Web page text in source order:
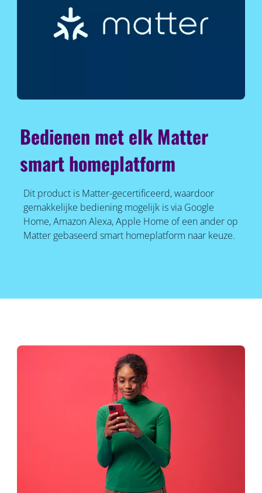
Bedienen met elk Matter
smart homeplatform
Dit product is Matter-gecertificeerd, waardoor
gemakkelijke bediening mogelijk is via Google
Home, Amazon Alexa, Apple Home of een ander op
Matter gebaseerd smart homeplatform naar keuze.